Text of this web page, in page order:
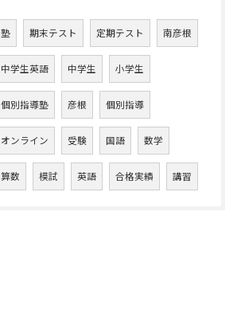
塾 期末テスト 定期テスト 南彦根
中学生英語 中学生 小学生
個別指導塾 彦根 個別指導
オンライン 受験 国語 数学
算数 模試 英語 合格実績 講習